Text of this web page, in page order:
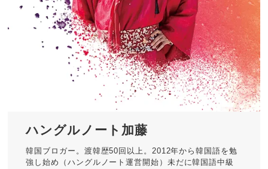
ハングルノート加藤
韓国ブロガー。渡韓歴50回以上。2012年から韓国語を勉
強し始め（ハングルノート運営開始）未だに韓国語中級